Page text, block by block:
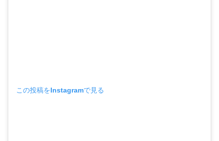
この投稿をInstagramで見る